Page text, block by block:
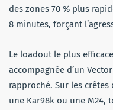
des zones 70 % plus
8 minutes, forçant
Le loadout le plus
accompagnée d’un
rapproché. Sur les crêtes
une Kar98k ou une M24,